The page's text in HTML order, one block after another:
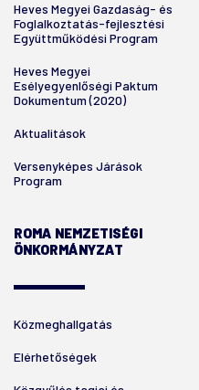
Heves Megyei Gazdaság- és
Foglalkoztatás-fejlesztési
Együttműködési Program
Heves Megyei
Esélyegyenlőségi Paktum
Dokumentum (2020)
Aktualitások
Versenyképes Járások
Program
ROMA NEMZETISÉGI
ÖNKORMÁNYZAT
Közmeghallgatás
Elérhetőségek